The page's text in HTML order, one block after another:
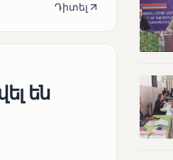
Դիտել
են